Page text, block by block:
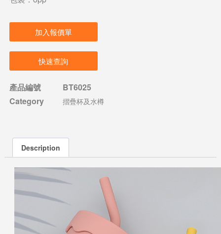
加入報價單
快速查詢
產品編號
BT6025
Category
摺疊杯及水樽
Description